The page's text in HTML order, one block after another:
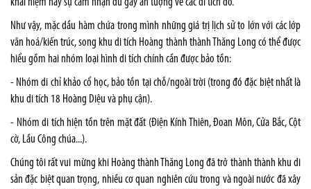
Như vậy, mặc dầu hàm chứa trong mình những giá trị lịch sử to lớn với các lớp
văn hoá/kiến trúc, song khu di tích Hoàng thành thành Thăng Long có thể được
hiểu gồm hai nhóm loại hình di tích chính cần được bảo tồn:
- Nhóm di chỉ khảo cổ học, bảo tồn tại chỗ/ngoài trời (trong đó đặc biệt nhất là
khu di tích 18 Hoàng Diệu và phụ cận).
- Nhóm di tích hiện tồn trên mặt đất (Điện Kính Thiên, Đoan Môn, Cửa Bắc, Cột
cờ, Lầu Công chúa...).
Chúng tôi rất vui mừng khi Hoàng thành Thăng Long đã trở thành thành khu di
sản đặc biệt quan trọng, nhiều cơ quan nghiên cứu trong và ngoài nước đã xây